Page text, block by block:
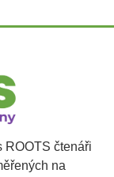
ROOTS čtenáři
na